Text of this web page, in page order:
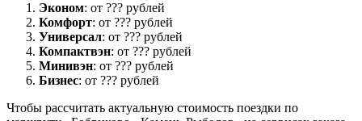
Эконом: от ??? рублей
Комфорт: от ??? рублей
Универсал: от ??? рублей
Компактвэн: от ??? рублей
Минивэн: от ??? рублей
Бизнес: от ??? рублей
Чтобы рассчитать актуальную стоимость поездки по